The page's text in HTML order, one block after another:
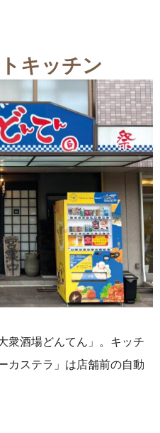
キッチン
衆酒場どんてん」。キッチ
カステラ」は店舗前の自動